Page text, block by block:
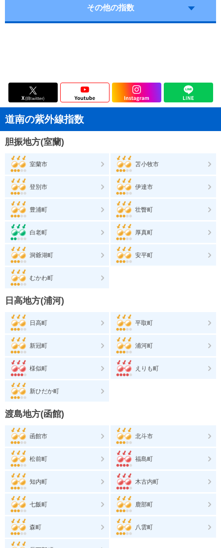
その他の指数
道南の紫外線指数
胆振地方(室蘭)
室蘭市 苫小牧市
登別市 伊達市
豊浦町 壮瞥町
白老町 厚真町
洞爺湖町 安平町
むかわ町
日高地方(浦河)
日高町 平取町
新冠町 浦河町
様似町 えりも町
新ひだか町
渡島地方(函館)
函館市 北斗市
松前町 福島町
知内町 木古内町
七飯町 鹿部町
森町 八雲町